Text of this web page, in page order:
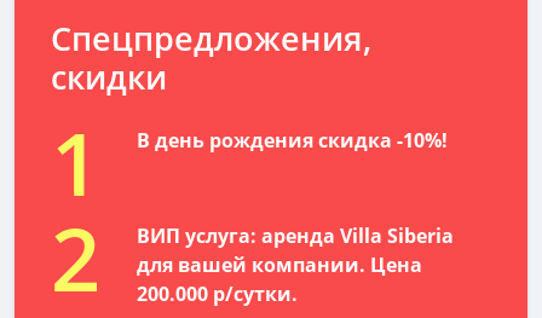
Спецпредложения,
скидки
1 В день рождения скидка -10%!
2
ВИП услуга: аренда Villa Siberia
для вашей компании. Цена
200.000 р/сутки.